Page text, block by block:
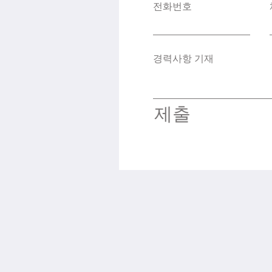
전화번호
경력사항 기재
제출